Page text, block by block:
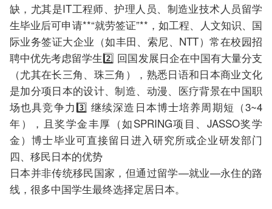
缺，尤其是IT工程师、护理人员、制造业技术人员留学
生毕业后可申请**“就劳签证”**，如工程、人文知识、国
际业务签证大企业（如丰田、索尼、NTT）常在校园招
聘中优先考虑留学生2️⃣ 回国发展日企在中国有大量分支
（尤其在长三角、珠三角），熟悉日语和日本商业文化
是加分项日本的设计、制造、动漫、医疗背景在中国职
场也具竞争力3️⃣ 继续深造日本博士培养周期短（3~4
年），且奖学金丰厚（如SPRING项目、JASSO奖学
金）博士毕业可直接留日进入研究所或企业研发部门
四、移民日本的优势
日本并非传统移民国家，但通过留学—就业—永住的路
线，很多中国学生最终选择定居日本。